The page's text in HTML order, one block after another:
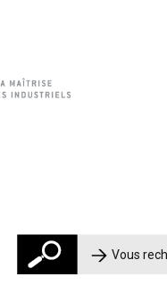
Rechercher :